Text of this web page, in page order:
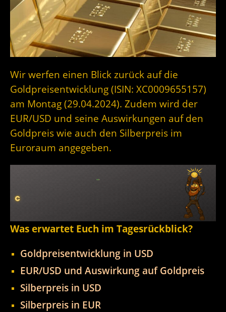
Wir werfen einen Blick zurück auf die
Goldpreisentwicklung (ISIN: XC0009655157)
am Montag (29.04.2024). Zudem wird der
EUR/USD und seine Auswirkungen auf den
Goldpreis wie auch den Silberpreis im
Euroraum angegeben.
Was erwartet Euch im Tagesrückblick?
Goldpreisentwicklung in USD
EUR/USD und Auswirkung auf Goldpreis
Silberpreis in USD
Silberpreis in EUR